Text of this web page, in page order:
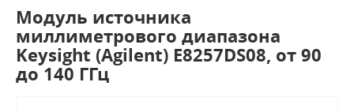
Модуль источника
миллиметрового диапазона
Keysight (Agilent) E8257DS08, от 90
до 140 ГГц